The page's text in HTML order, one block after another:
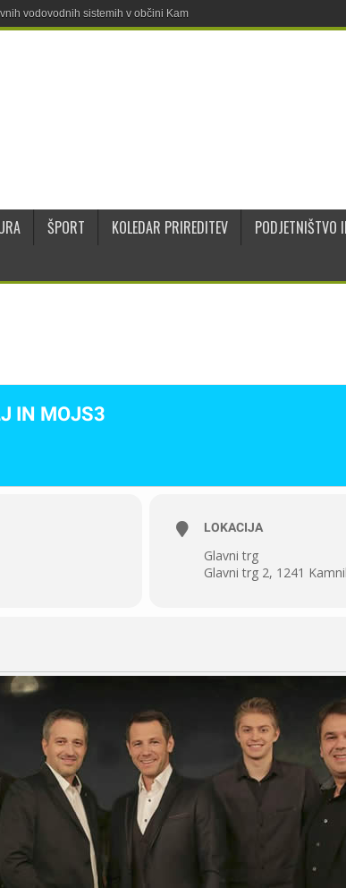
vodovodnih sistemih v občini Kamnik
ŠPORT KOLEDAR PRIREDITEV
PODJETNIŠTVO
IN MOJS3
LOKACIJA
Glavni trg
Glavni trg 2, 1241